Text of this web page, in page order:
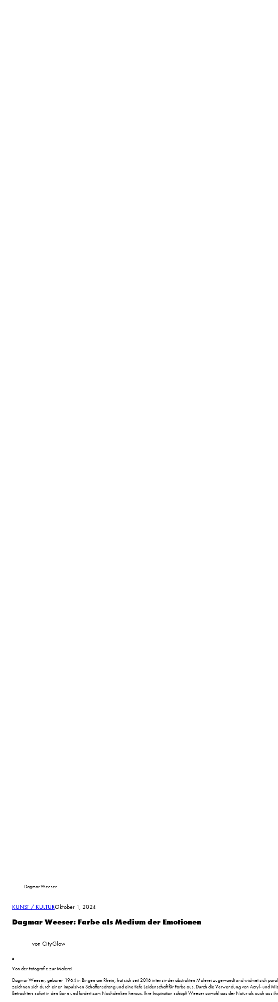
Dagmar Weeser
KUNST / KULTUROktober 1, 2024
Dagmar Weeser: Farbe als Medium der Emotionen
von CityGlow
Von der Fotografie zur Malerei
Dagmar Weeser, geboren 1964 in Bingen am Rhein, hat sich seit 2016 intensiv der abstrakten Malerei zugewandt und widmet sich
zeichnen sich durch einen impulsiven Schaffensdrang und eine tiefe Leidenschaft für Farbe aus. Durch die Verwendung von Acryl- und
Betrachters sofort in den Bann und fordert zum Nachdenken heraus. Ihre Inspiration schöpft Weeser sowohl aus der Natur als auch